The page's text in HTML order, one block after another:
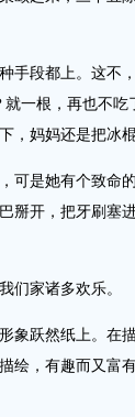
段都上。这不
一根，再也不吃
，妈妈还是把冰棍
是她有个致命
掰开，把牙刷塞
家诸多欢乐。
跃然纸上。在描
绘，有趣而又富